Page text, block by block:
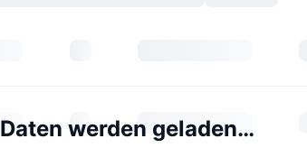
Daten werden geladen…